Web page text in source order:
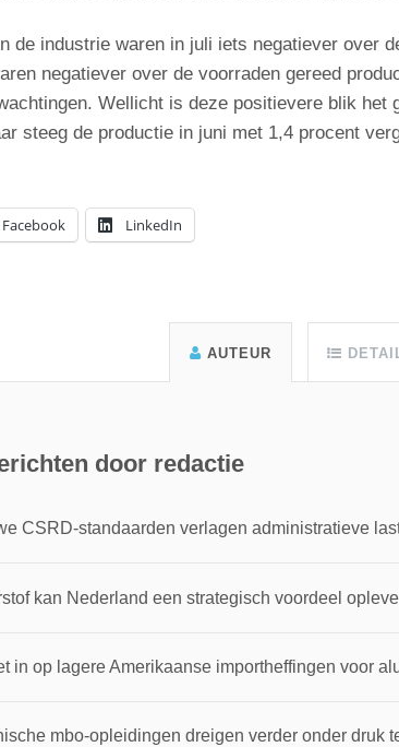
de industrie waren in juli iets negatiever over
negatiever over de voorraden gereed
Wellicht is deze positievere blik het
steeg de productie in juni met 1,4 procent
Facebook LinkedIn
AUTEUR
door redactie
CSRD-standaarden verlagen administratieve
kan Nederland een strategisch voordeel
in op lagere Amerikaanse importheffingen voor
mbo-opleidingen dreigen verder onder druk